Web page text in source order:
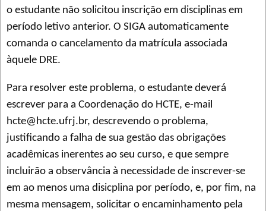
o estudante não solicitou inscrição em disciplinas em
período letivo anterior. O SIGA automaticamente
comanda o cancelamento da matrícula associada
àquele DRE.
Para resolver este problema, o estudante deverá
escrever para a Coordenação do HCTE, e-mail
hcte@hcte.ufrj.br, descrevendo o problema,
justificando a falha de sua gestão das obrigações
acadêmicas inerentes ao seu curso, e que sempre
incluirão a observância à necessidade de inscrever-se
em ao menos uma disicplina por período, e, por fim, na
mesma mensagem, solicitar o encaminhamento pela